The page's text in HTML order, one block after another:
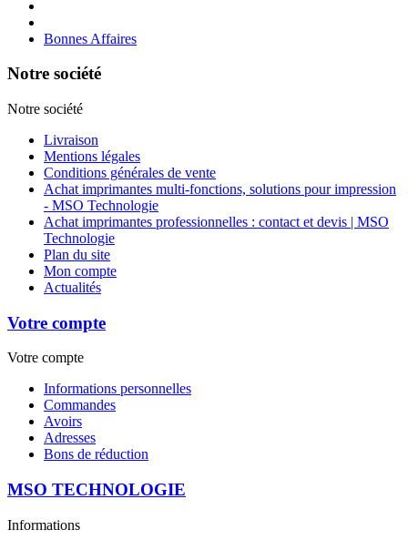
Bonnes Affaires
Notre société
Notre société
Livraison
Mentions légales
Conditions générales de vente
Achat imprimantes multi-fonctions, solutions pour impression
- MSO Technologie
Achat imprimantes professionnelles : contact et devis | MSO
Technologie
Plan du site
Mon compte
Actualités
Votre compte
Votre compte
Informations personnelles
Commandes
Avoirs
Adresses
Bons de réduction
MSO TECHNOLOGIE
Informations